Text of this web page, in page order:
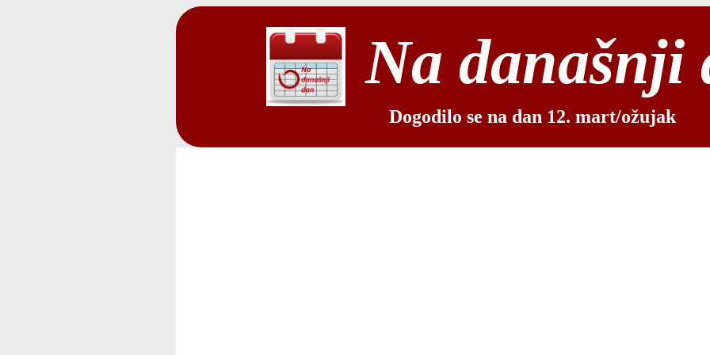
Na današnji
Dogodilo se na dan 12. mart/ožujak